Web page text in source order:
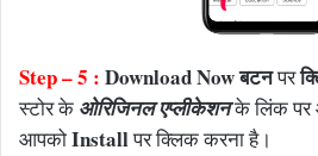
Step – 5 : Download Now बटनपर
स्टोर के ओरिजिनल एप्लीकेशनके लिंक
आपकोInstallपर क्लिक करना है।